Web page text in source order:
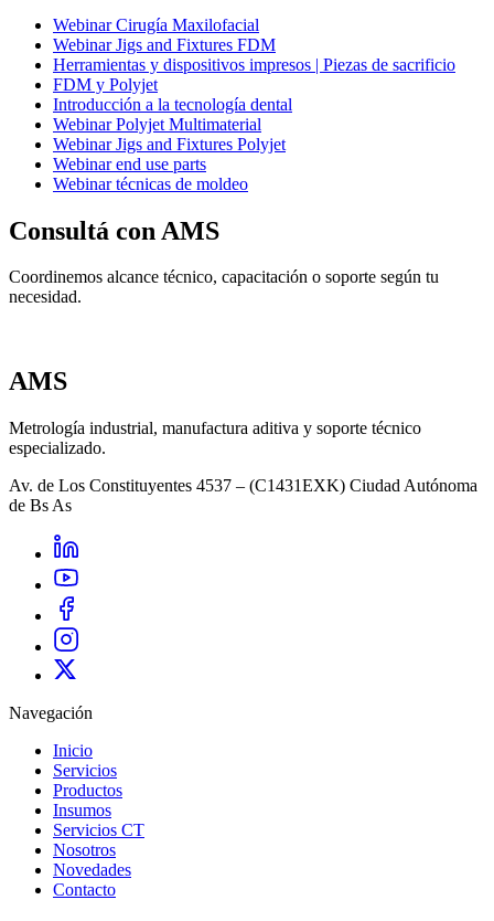
Webinar Cirugía Maxilofacial
Webinar Jigs and Fixtures FDM
Herramientas y dispositivos impresos | Piezas de sacrificio
FDM y Polyjet
Introducción a la tecnología dental
Webinar Polyjet Multimaterial
Webinar Jigs and Fixtures Polyjet
Webinar end use parts
Webinar técnicas de moldeo
Consultá con AMS
Coordinemos alcance técnico, capacitación o soporte según tu
necesidad.
AMS
Metrología industrial, manufactura aditiva y soporte técnico
especializado.
Av. de Los Constituyentes 4537 – (C1431EXK) Ciudad Autónoma
de Bs As
Navegación
Inicio
Servicios
Productos
Insumos
Servicios CT
Nosotros
Novedades
Contacto